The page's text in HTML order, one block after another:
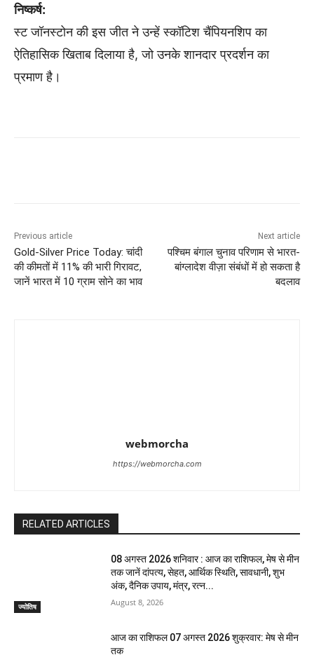
निष्कर्ष:
स्ट जॉनस्टोन की इस जीत ने उन्हें स्कॉटिश चैंपियनशिप का
ऐतिहासिक खिताब दिलाया है, जो उनके शानदार प्रदर्शन का
प्रमाण है।
Previous article
Gold-Silver Price Today: चांदी
की कीमतों में 11% की भारी गिरावट,
जानें भारत में 10 ग्राम सोने का भाव
Next article
पश्चिम बंगाल चुनाव परिणाम से भारत-
बांग्लादेश वीज़ा संबंधों में हो सकता है
बदलाव
webmorcha
https://webmorcha.com
RELATED ARTICLES
ज्योतिष
08 अगस्त 2026 शनिवार : आज का राशिफल, मेष से मीन
तक जानें दांपत्य, सेहत, आर्थिक स्थिति, सावधानी, शुभ
अंक, दैनिक उपाय, मंत्र, रत्न...
August 8, 2026
आज का राशिफल 07 अगस्त 2026 शुक्रवार: मेष से मीन
तक